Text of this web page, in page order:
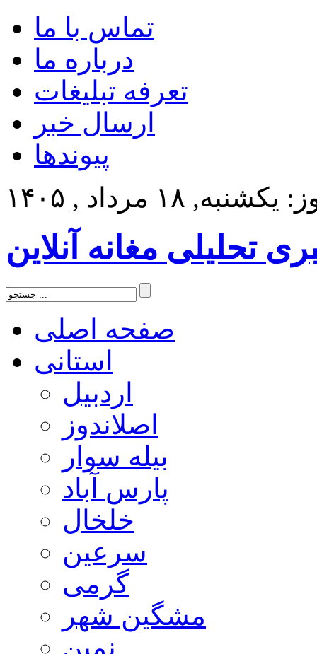
تماس با ما
درباره ما
تعرفه تبلیغات
ارسال خبر
پیوندها
۱۸ مرداد , ۱۴۰۵
تحلیلی مغانه آنلاین
صفحه اصلی
استانی
اردبیل
اصلاندوز
بیله سوار
پارس آباد
خلخال
سرعین
گرمی
مشگین شهر
نمین